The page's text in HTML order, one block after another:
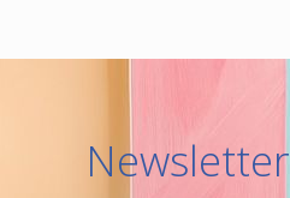
Newsletter